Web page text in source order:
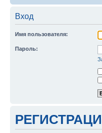
Вход
Имя пользователя:
Пароль: